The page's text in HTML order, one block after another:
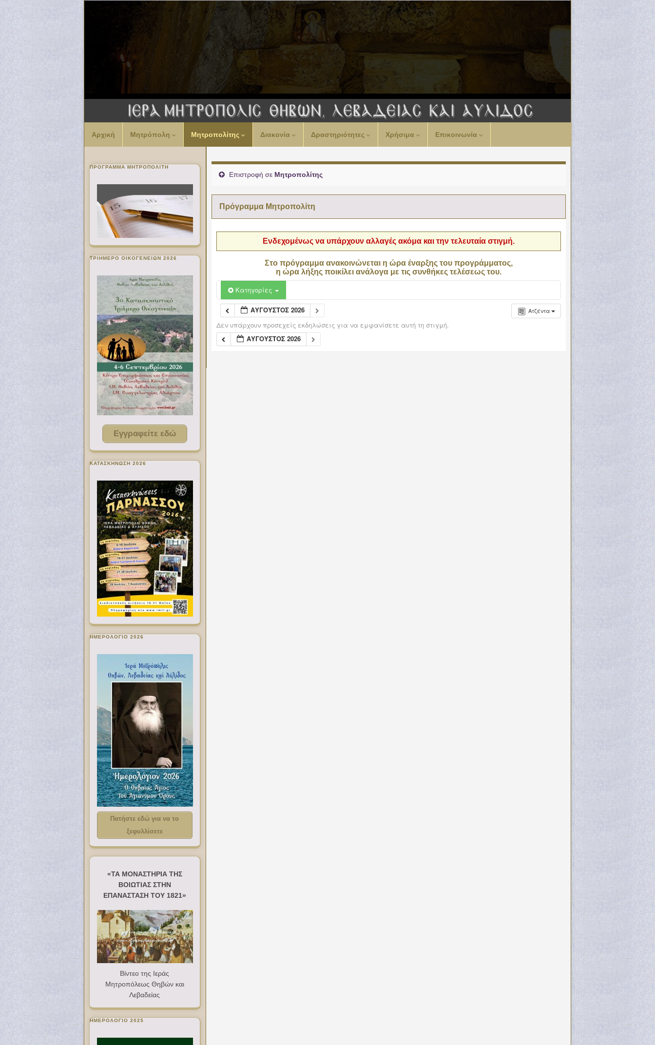
Αρχική Μητρόπολη Μητροπολίτης Διακονία Δραστηριότητες Χρήσιμα Επικοινωνία
Επιστροφή σε Μητροπολίτης
Πρόγραμμα Μητροπολίτη
Ενδεχομένως να υπάρχουν αλλαγές ακόμα και την τελευταία στιγμή.
Στο πρόγραμμα ανακοινώνεται η ώρα έναρξης του προγράμματος,
η ώρα λήξης ποικίλει ανάλογα με τις συνθήκες τελέσεως του.
Κατηγορίες
Ατζέντα
ΑΎΓΟΥΣΤΟΣ 2026
Δεν υπάρχουν προσεχείς εκδηλώσεις για να εμφανίσετε αυτή τη στιγμή.
ΑΎΓΟΥΣΤΟΣ 2026
ΠΡΌΓΡΑΜΜΑ ΜΗΤΡΟΠΟΛΊΤΗ
ΤΡΙΗΜΕΡΟ ΟΙΚΟΓΕΝΕΙΩΝ 2026
Εγγραφείτε εδώ
ΚΑΤΑΣΚΗΝΩΣΗ 2026
ΗΜΕΡΟΛΟΓΙΟ 2026
Πατήστε εδώ για να το
ξεφυλλίσετε
«ΤΑ ΜΟΝΑΣΤΗΡΙΑ ΤΗΣ
ΒΟΙΩΤΙΑΣ ΣΤΗΝ
ΕΠΑΝΑΣΤΑΣΗ ΤΟΥ 1821»
Βίντεο της Ιεράς
Μητροπόλεως Θηβών και
Λεβαδείας
ΗΜΕΡΟΛΟΓΙΟ 2025